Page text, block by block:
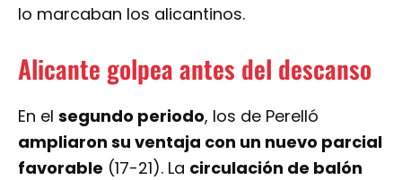
lo marcaban los alicantinos.
Alicante golpea antes del descanso
En el segundo periodo, los de Perelló
ampliaron su ventaja con un nuevo parcial
favorable (17-21). La circulación de balón